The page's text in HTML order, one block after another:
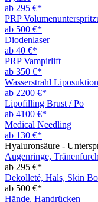
ab 295 €*
PRP
ab 500 €*
Diodenlaser
ab 40 €*
PRP Vampirlift
ab 350 €*
Wasserstrahl Liposuktion
ab 2200 €*
Lipofilling Brust / Po
ab 4100 €*
Medical Needling
ab 130 €*
Hyaluronsäure -
Augenringe,
ab 295 €*
Dekolleté, Hals, Skin
ab 500 €*
Hände, Handrücken